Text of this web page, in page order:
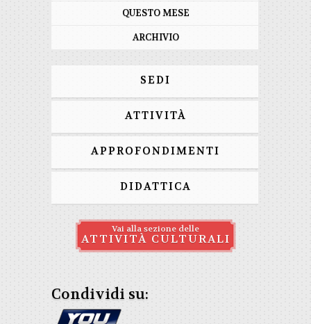
QUESTO MESE
ARCHIVIO
SEDI
ATTIVITÀ
APPROFONDIMENTI
DIDATTICA
Vai alla sezione delle
ATTIVITÀ CULTURALI
Condividi su: